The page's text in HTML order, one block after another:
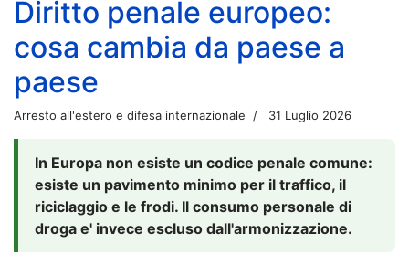
Diritto penale europeo:
cosa cambia da paese a
paese
Arresto all'estero e difesa internazionale 31 Luglio 2026
In Europa non esiste un codice penale comune:
esiste un pavimento minimo per il traffico, il
riciclaggio e le frodi. Il consumo personale di
droga e' invece escluso dall'armonizzazione.